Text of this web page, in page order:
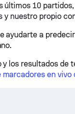
últimos 10
y nuestro propio
ayudarte a
y los resultados de
marcadores en vivo